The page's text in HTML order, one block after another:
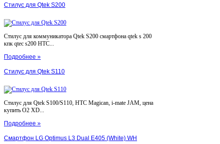
Стилус для Qtek S200
Стилус для коммуникатора Qtek S200 смартфона qtek s 200
кпк qtec s200 HTC...
Подробнее »
Стилус для Qtek S110
Стилус для Qtek S100/S110, HTC Magican, i-mate JAM, цена
купить O2 XD...
Подробнее »
Смартфон LG Optimus L3 Dual E405 (White) WH